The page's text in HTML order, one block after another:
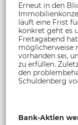
Erneut in den
läuft eine Frist
konkret geht es
Freitagabend
möglicherweise
vorhanden sei,
zu erfüllen.
den
Schuldenberg
Bank-Aktien